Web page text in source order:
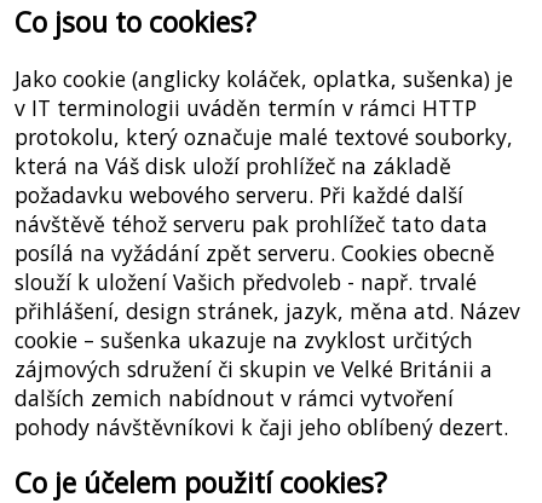
Co jsou to cookies?
Jako cookie (anglicky koláček, oplatka, sušenka) je
v IT terminologii uváděn termín v rámci HTTP
protokolu, který označuje malé textové souborky,
která na Váš disk uloží prohlížeč na základě
požadavku webového serveru. Při každé další
návštěvě téhož serveru pak prohlížeč tato data
posílá na vyžádání zpět serveru. Cookies obecně
slouží k uložení Vašich předvoleb - např. trvalé
přihlášení, design stránek, jazyk, měna atd. Název
cookie – sušenka ukazuje na zvyklost určitých
zájmových sdružení či skupin ve Velké Británii a
dalších zemich nabídnout v rámci vytvoření
pohody návštěvníkovi k čaji jeho oblíbený dezert.
Co je účelem použití cookies?